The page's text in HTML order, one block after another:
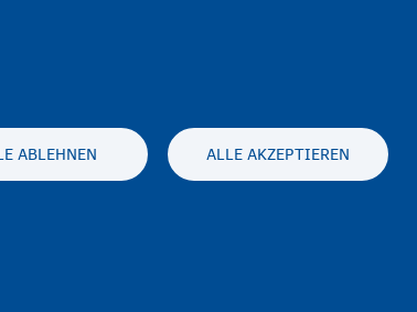
ABLEHNEN ALLE AKZEPTIEREN